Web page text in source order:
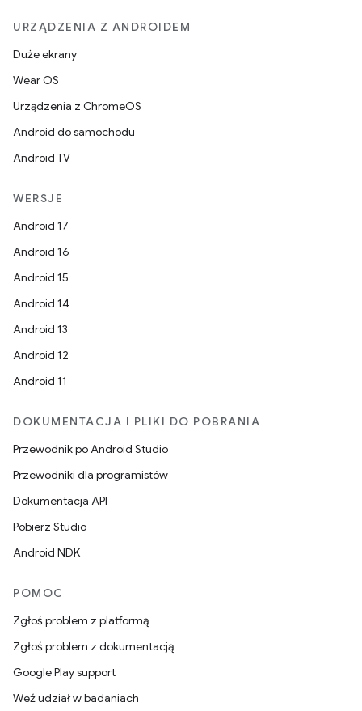
URZĄDZENIA Z ANDROIDEM
Duże ekrany
Wear OS
Urządzenia z ChromeOS
Android do samochodu
Android TV
WERSJE
Android 17
Android 16
Android 15
Android 14
Android 13
Android 12
Android 11
DOKUMENTACJA I PLIKI DO POBRANIA
Przewodnik po Android Studio
Przewodniki dla programistów
Dokumentacja API
Pobierz Studio
Android NDK
POMOC
Zgłoś problem z platformą
Zgłoś problem z dokumentacją
Google Play support
Weź udział w badaniach